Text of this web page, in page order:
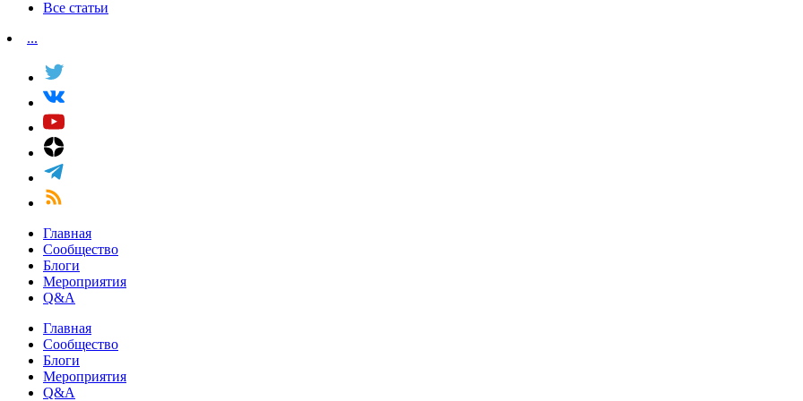
Все статьи
...
Главная
Сообщество
Блоги
Мероприятия
Q&A
Главная
Сообщество
Блоги
Мероприятия
Q&A